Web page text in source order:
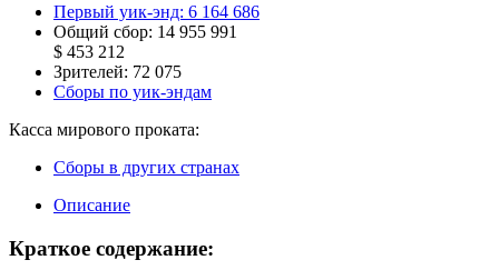
Первый уик-энд: 6 164 686
Общий сбор: 14 955 991
$ 453 212
Зрителей: 72 075
Сборы по уик-эндам
Касса мирового проката:
Сборы в других странах
Описание
Краткое содержание: